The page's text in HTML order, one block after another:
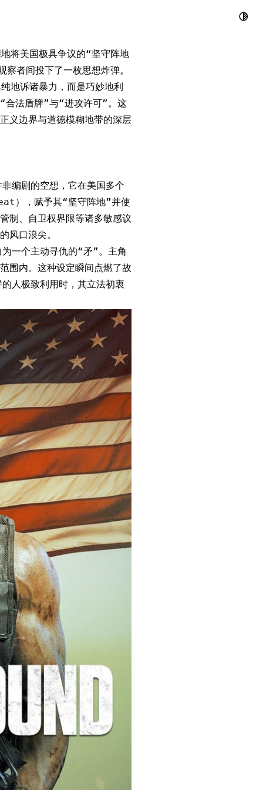
将美国极具争议的“坚守阵地
者间投下了一枚思想炸弹。
地诉诸暴力，而是巧妙地利
合法盾牌”与“进攻许可”。这
义边界与道德模糊地带的深层
编剧的空想，它在美国多个
），赋予其“坚守阵地”并使
制、自卫权界限等诸多敏感议
风口浪尖。
一个主动寻仇的“矛”。主角
围内。这种设定瞬间点燃了故
人极致利用时，其立法初衷